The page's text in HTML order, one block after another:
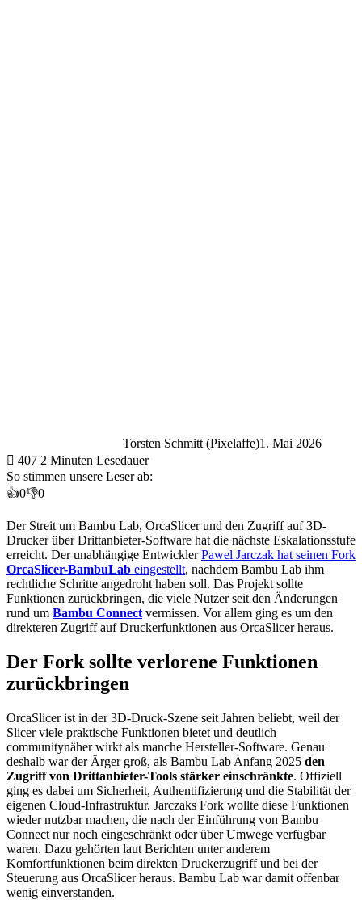
Torsten Schmitt (Pixelaffe)1. Mai 2026
407 2 Minuten Lesedauer
So stimmen unsere Leser ab:
👍0👎0
Der Streit um Bambu Lab, OrcaSlicer und den Zugriff auf 3D-
Drucker über Drittanbieter-Software hat die nächste Eskalationsstufe
erreicht. Der unabhängige EntwicklerPawel Jarczak hat seinen Fork
OrcaSlicer-BambuLab eingestellt, nachdem Bambu Lab ihm
rechtliche Schritte angedroht haben soll. Das Projekt sollte
Funktionen zurückbringen, die viele Nutzer seit den Änderungen
rund um Bambu Connect vermissen. Vor allem ging es um den
direkteren Zugriff auf Druckerfunktionen aus OrcaSlicer heraus.
Der Fork sollte verlorene Funktionen
zurückbringen
OrcaSlicer ist in der 3D-Druck-Szene seit Jahren beliebt, weil der
Slicer viele praktische Funktionen bietet und deutlich
communitynäher wirkt als manche Hersteller-Software. Genau
deshalb war der Ärger groß, als Bambu Lab Anfang 2025 den
Zugriff von Drittanbieter-Tools stärker einschränkte. Offiziell
ging es dabei um Sicherheit, Authentifizierung und die Stabilität der
eigenen Cloud-Infrastruktur. Jarczaks Fork wollte diese Funktionen
wieder nutzbar machen, die nach der Einführung von Bambu
Connect nur noch eingeschränkt oder über Umwege verfügbar
waren. Dazu gehörten laut Berichten unter anderem
Komfortfunktionen beim direkten Druckerzugriff und bei der
Steuerung aus OrcaSlicer heraus. Bambu Lab war damit offenbar
wenig einverstanden.